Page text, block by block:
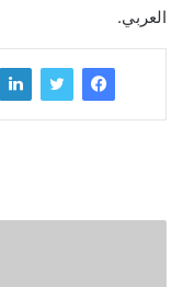
العربي.